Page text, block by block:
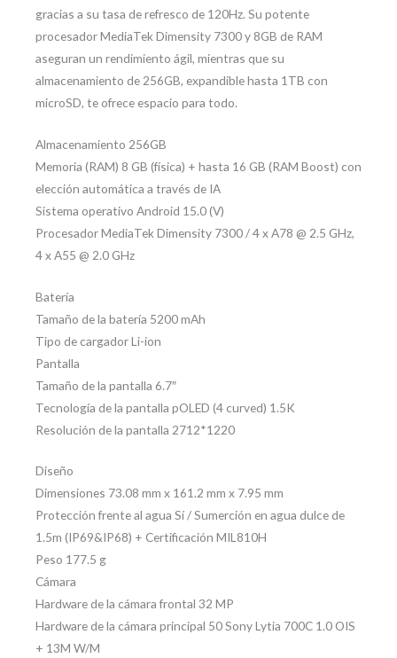
gracias a su tasa de refresco de 120Hz. Su potente
procesador MediaTek Dimensity 7300 y 8GB de RAM
aseguran un rendimiento ágil, mientras que su
almacenamiento de 256GB, expandible hasta 1TB con
microSD, te ofrece espacio para todo.
Almacenamiento 256GB
Memoria (RAM) 8 GB (física) + hasta 16 GB (RAM Boost) con
elección automática a través de IA
Sistema operativo Android 15.0 (V)
Procesador MediaTek Dimensity 7300 / 4 x A78 @ 2.5 GHz,
4 x A55 @ 2.0 GHz
Batería
Tamaño de la batería 5200 mAh
Tipo de cargador Li-ion
Pantalla
Tamaño de la pantalla 6.7″
Tecnología de la pantalla pOLED (4 curved) 1.5K
Resolución de la pantalla 2712*1220
Diseño
Dimensiones 73.08 mm x 161.2 mm x 7.95 mm
Protección frente al agua Sí / Sumerción en agua dulce de
1.5m (IP69&IP68) + Certificación MIL810H
Peso 177.5 g
Cámara
Hardware de la cámara frontal 32 MP
Hardware de la cámara principal 50 Sony Lytia 700C 1.0 OIS
+ 13M W/M